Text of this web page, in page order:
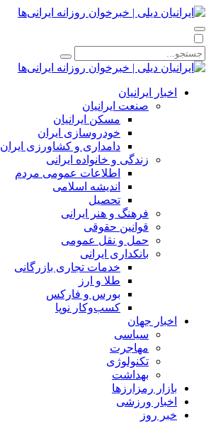
اخبار ایرانیان
صنعت ایرانیان
مسکن ایرانیان
خودروسازی ایران
دامداری و کشاورزی ایران
زندگی و خانواده ایرانی
اطلاعات عمومی مردم
اندیشه اسلامی
تحصیل
فرهنگ و هنر ایرانی
قوانین حقوقی
حمل و نقل عمومی
بانکداری ایرانی
خدمات تجاری بازرگانی
طلا و ارز
بورس و فارکس
کسب‌وکار نوپا
اخبار جهان
سیاسی
مهاجرت
تکنولوژی
بهداشت
بازار رمزارزها
اخبار ورزشی
خبر روز